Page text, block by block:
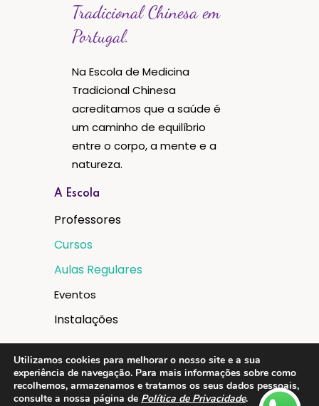
Tradicional Chinesa em
Portugal.
Na Escola de Medicina
Tradicional Chinesa
acreditamos que a saúde é
um caminho de equilíbrio
entre o corpo, a mente e a
natureza.
A Escola
Professores
Cursos
Aulas Regulares
Eventos
Instalações
Legal
Utilizamos cookies para melhorar o nosso site e a sua
experiência de navegação. Para mais informações sobre como
recolhemos, armazenamos e tratamos os seus dados pessoais,
consulte a nossa página de Política de Privacidade.